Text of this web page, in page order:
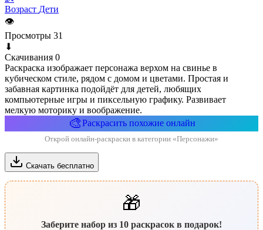
Возраст Дети
👁
Просмотры 31
⬇
Скачивания 0
Раскраска изображает персонажа верхом на свинье в
кубическом стиле, рядом с домом и цветами. Простая и
забавная картинка подойдёт для детей, любящих
компьютерные игры и пиксельную графику. Развивает
мелкую моторику и воображение.
🎨Раскрасить похожие онлайн
Открой онлайн-раскраски в категории «Персонажи»
Скачать бесплатно
🎁
Заберите набор из 10 раскрасок в подарок!